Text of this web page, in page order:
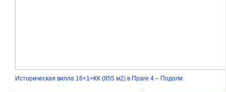
Историческая вилла 16+1+КК (855 м2) в Праге 4 – Подоли